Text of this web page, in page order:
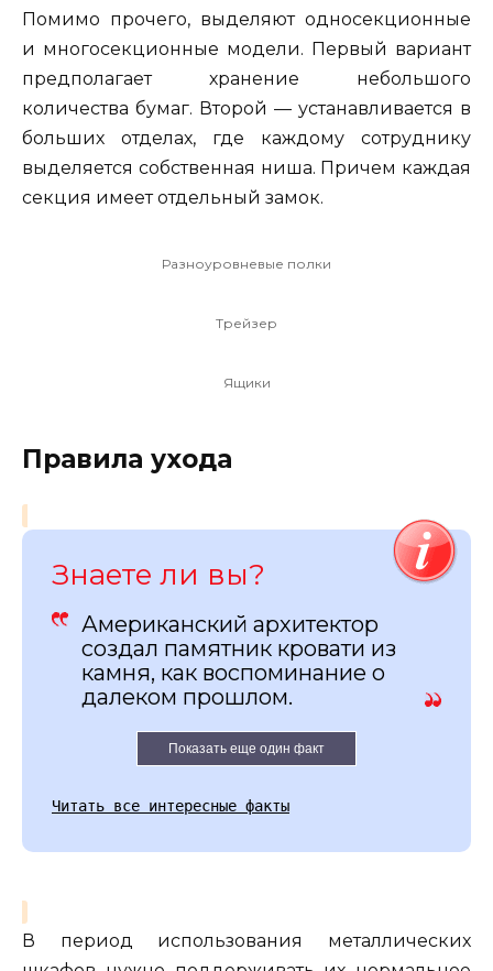
Помимо прочего, выделяют односекционные
и многосекционные модели. Первый вариант
предполагает хранение небольшого
количества бумаг. Второй — устанавливается в
больших отделах, где каждому сотруднику
выделяется собственная ниша. Причем каждая
секция имеет отдельный замок.
Разноуровневые полки
Трейзер
Ящики
Правила ухода
Знаете ли вы?
Американский архитектор
создал памятник кровати из
камня, как воспоминание о
далеком прошлом.
Показать еще один факт
Читать все интересные факты
В период использования металлических